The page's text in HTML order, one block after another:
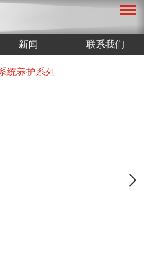
新闻 联系我们
统养护系列